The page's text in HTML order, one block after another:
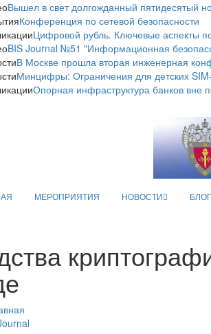
Вышел в свет долгожданный пятидесятый
Конференция по сетевой безопасности
Цифровой рубль. Ключевые аспекты
BIS Journal №51 "Информационная
В Москве прошла вторая инженерная
Минцифры: Ограничения для детских
Опорная инфраструктура банков вне
МЕРОПРИЯТИЯ НОВОСТИ